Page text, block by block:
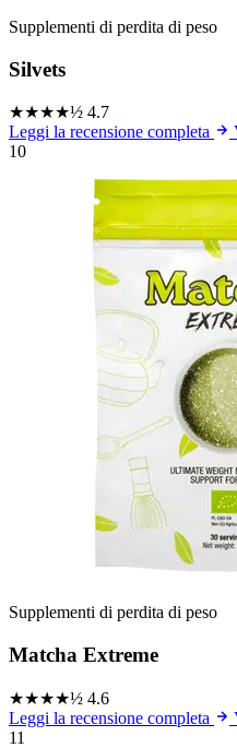
Supplementi di perdita di peso
Silvets
★★★★½ 4.7
Leggi la recensione completa
10
Supplementi di perdita di peso
Matcha Extreme
★★★★½ 4.6
Leggi la recensione completa
11